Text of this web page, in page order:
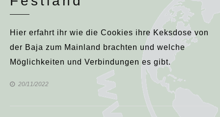
Hier erfahrt ihr wie die Cookies ihre Keksdose von
der Baja zum Mainland brachten und welche
Möglichkeiten und Verbindungen es gibt.
20/11/2022